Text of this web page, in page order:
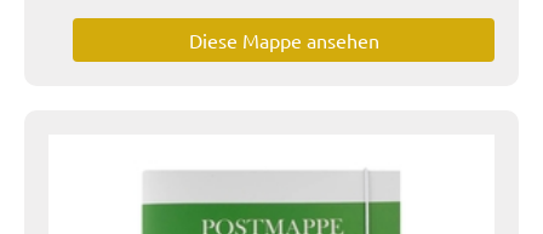
Diese Mappe ansehen